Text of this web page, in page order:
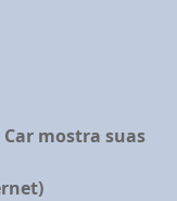
mostra suas